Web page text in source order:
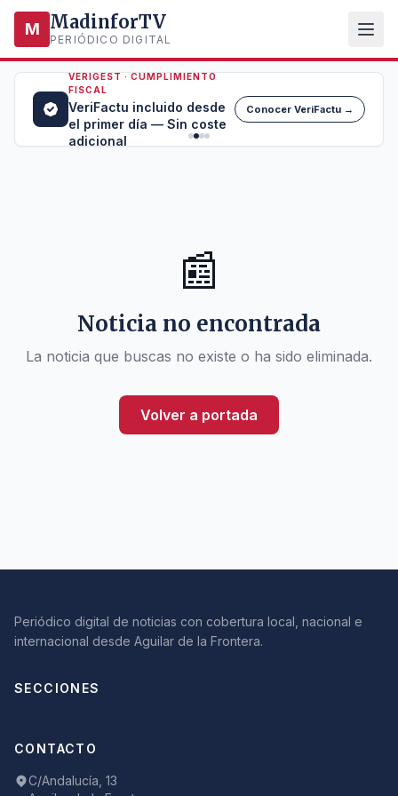
M MadinforTV
PERIÓDICO DIGITAL
VERIGEST · CUMPLIMIENTO
FISCAL
VeriFactu incluido desde
el primer día — Sin coste
adicional
Conocer VeriFactu →
📰
Noticia no encontrada
La noticia que buscas no existe o ha sido eliminada.
Volver a portada
Periódico digital de noticias con cobertura local, nacional e
internacional desde Aguilar de la Frontera.
SECCIONES
CONTACTO
C/Andalucía, 13